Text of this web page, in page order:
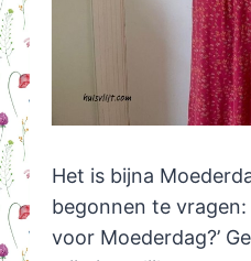
Het is bijna
begonnen te vragen:
voor Moederdag?’